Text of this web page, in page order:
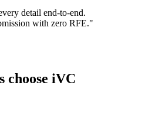
detail end-to-end.
with zero RFE."
choose iVC